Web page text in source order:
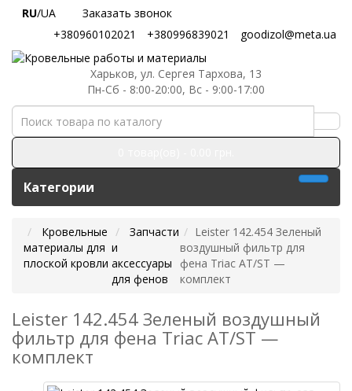
RU/UA
Заказать звонок
+380960102021
+380996839021 goodizol@meta.ua
Харьков, ул. Сергея Тархова, 13
Пн-Сб - 8:00-20:00, Вс - 9:00-17:00
Категории
Кровельные
материалы для
плоской кровли
Запчасти
и
аксессуары
для фенов
Leister 142.454 Зеленый
воздушный фильтр для
фена Triac AT/ST —
комплект
Leister 142.454 Зеленый воздушный
фильтр для фена Triac AT/ST —
комплект